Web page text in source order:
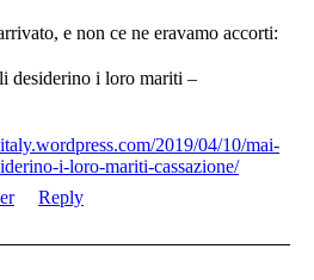
e non ce ne eravamo accorti:
desiderino i loro mariti –
2019/04/10/mai-
i-loro-mariti-cassazione/
Reply